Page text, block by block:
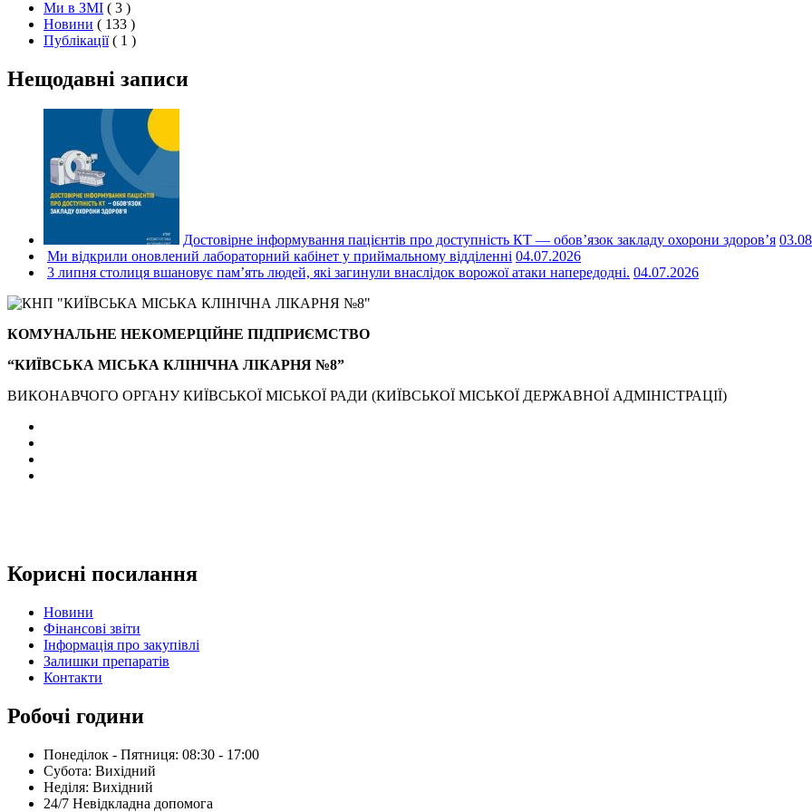
Ми в ЗМІ ( 3 )
Новини ( 133 )
Публікації ( 1 )
Нещодавні записи
Достовірне інформування пацієнтів про доступність КТ — обов’язок закладу охорони здоров’я
Ми відкрили оновлений лабораторний кабінет у приймальному відділенні 04.07.2026
3 липня столиця вшановує пам’ять людей, які загинули внаслідок ворожої атаки напередодні. 04.07.2026
КОМУНАЛЬНЕ НЕКОМЕРЦІЙНЕ ПІДПРИЄМСТВО
“КИЇВСЬКА МІСЬКА КЛІНІЧНА ЛІКАРНЯ №8”
ВИКОНАВЧОГО ОРГАНУ КИЇВСЬКОЇ МІСЬКОЇ РАДИ (КИЇВСЬКОЇ МІСЬКОЇ ДЕРЖАВНОЇ АДМІНІСТРАЦІЇ)
Корисні посилання
Новини
Фінансові звіти
Інформація про закупівлі
Залишки препаратів
Контакти
Робочі години
Понеділок - Пятниця: 08:30 - 17:00
Субота: Вихідний
Нeділя: Вихідний
24/7 Невідкладна допомога